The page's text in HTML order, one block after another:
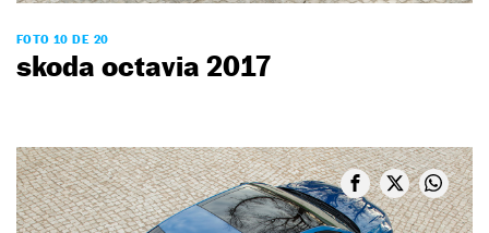
FOTO 10 DE 20
skoda octavia 2017